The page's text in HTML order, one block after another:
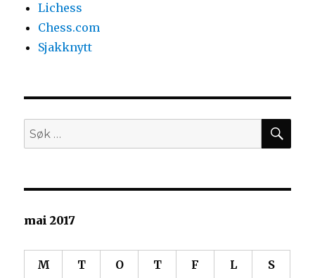
Lichess
Chess.com
Sjakknytt
Søk
etter:
mai 2017
M T O T F L S